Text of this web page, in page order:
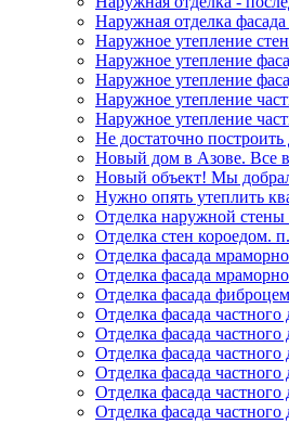
Наружная отделка
Наружное утепление
Наружное утепление
Наружное утепление
Наружное утепление
Наружное утепление
Не достаточно
Новый дом в Азове. Все
Новый объект! Мы
Нужно опять утеплить
Отделка наружной стены
Отделка стен короедом.
Отделка фасада
Отделка фасада
Отделка фасада
Отделка фасада частного
Отделка фасада
Отделка фасада
Отделка фасада
Отделка фасада
Отделка фасада